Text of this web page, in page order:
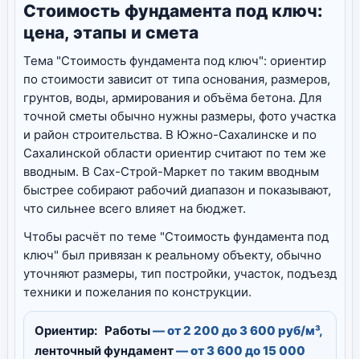
Стоимость фундамента под ключ:
цена, этапы и смета
Тема "Стоимость фундамента под ключ": ориентир
по стоимости зависит от типа основания, размеров,
грунтов, воды, армирования и объёма бетона. Для
точной сметы обычно нужны размеры, фото участка
и район строительства. В Южно-Сахалинске и по
Сахалинской области ориентир считают по тем же
вводным. В Сах-Строй-Маркет по таким вводным
быстрее собирают рабочий диапазон и показывают,
что сильнее всего влияет на бюджет.
Чтобы расчёт по теме "Стоимость фундамента под
ключ" был привязан к реальному объекту, обычно
уточняют размеры, тип постройки, участок, подъезд
техники и пожелания по конструкции.
Ориентир: Работы— от 2 200 до 3 600 руб/м³,
ленточный фундамент— от 3 600 до 15 000